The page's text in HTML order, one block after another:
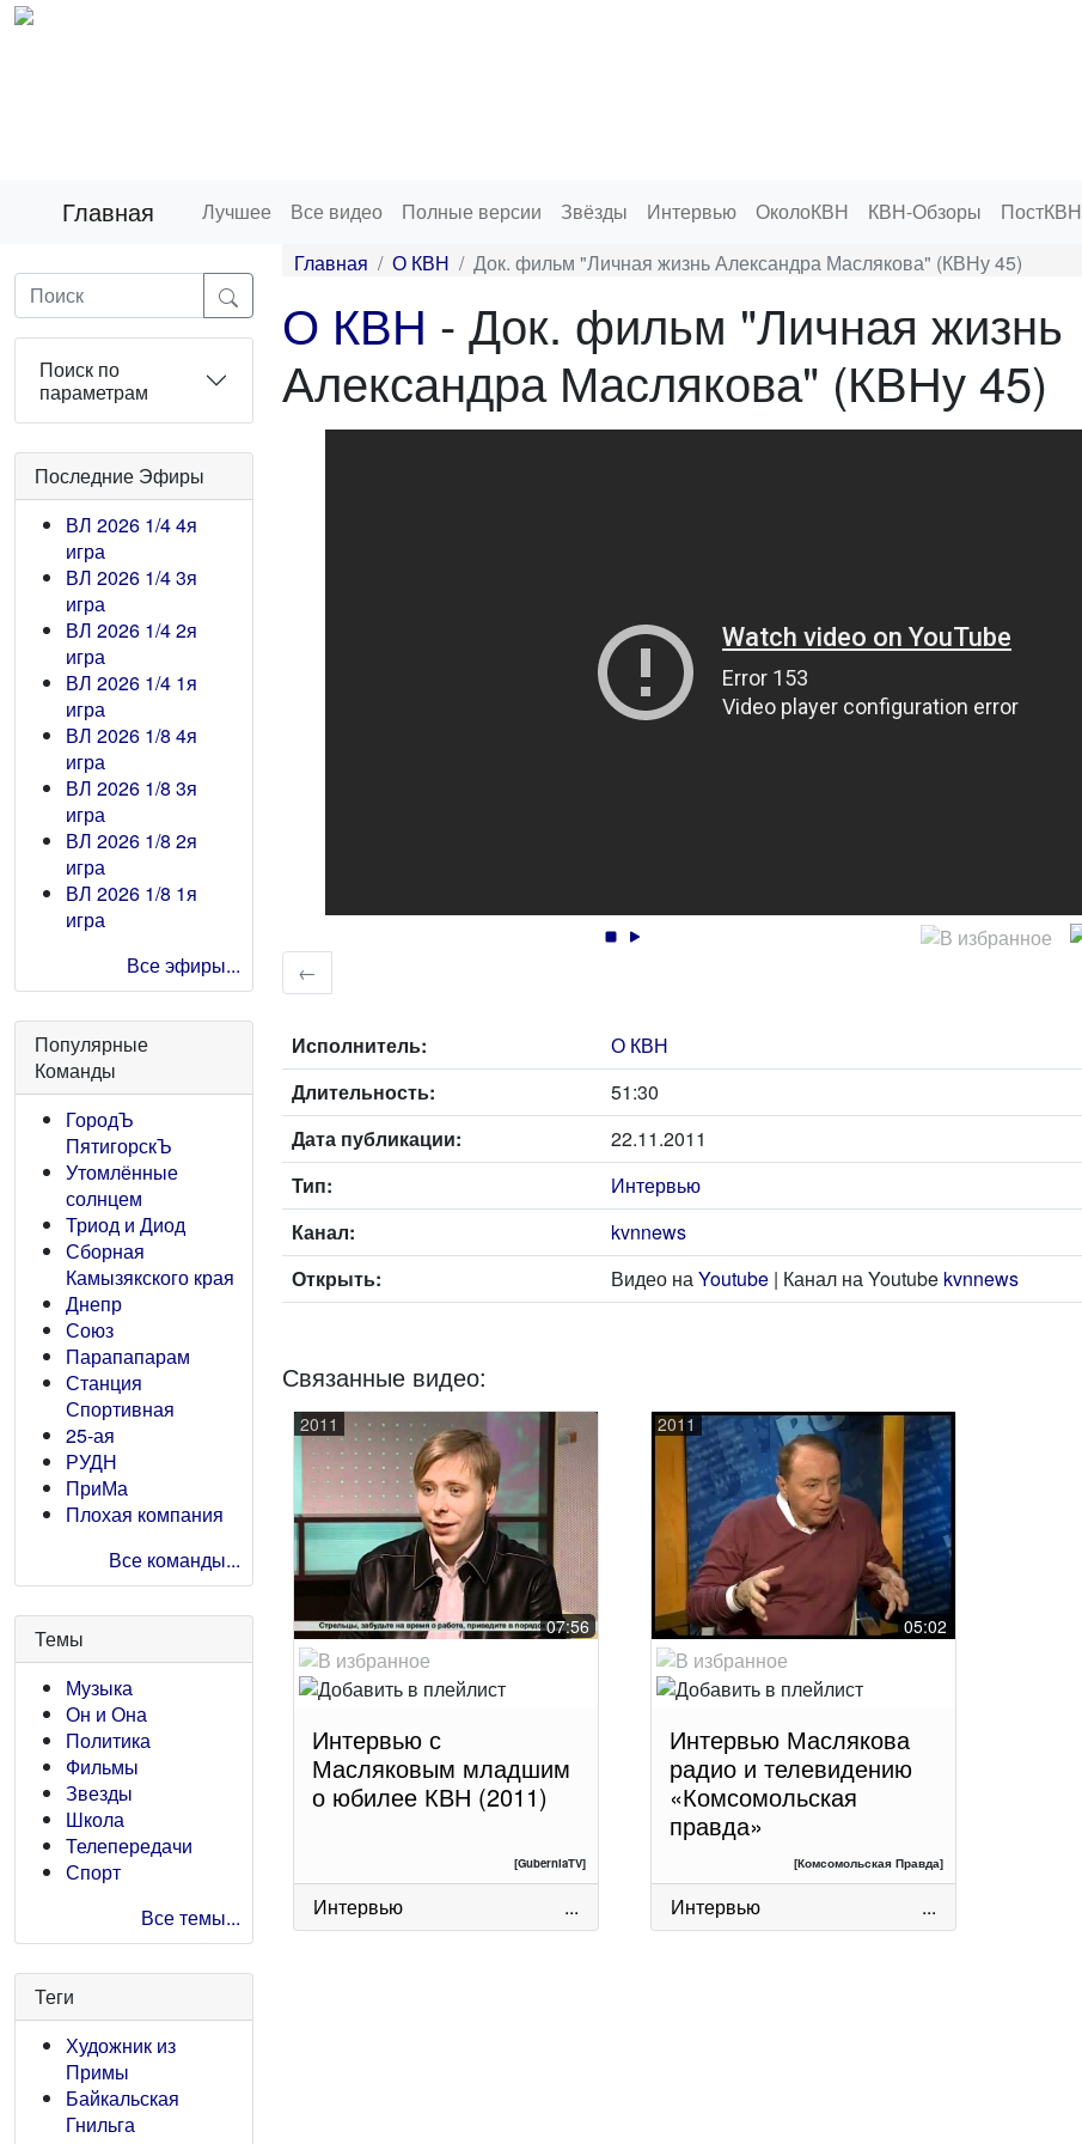
Главная Лучшее Все видео Полные версии Звёзды Интервью ОколоКВН КВН-Обзоры ПостКВН
Поиск по
параметрам
Последние Эфиры
ВЛ 2026 1/4 4я
игра
ВЛ 2026 1/4 3я
игра
ВЛ 2026 1/4 2я
игра
ВЛ 2026 1/4 1я
игра
ВЛ 2026 1/8 4я
игра
ВЛ 2026 1/8 3я
игра
ВЛ 2026 1/8 2я
игра
ВЛ 2026 1/8 1я
игра
Все эфиры...
Популярные
Команды
ГородЪ
ПятигорскЪ
Утомлённые
солнцем
Триод и Диод
Сборная
Камызякского края
Днепр
Союз
Парапапарам
Станция
Спортивная
25-ая
РУДН
ПриМа
Плохая компания
Все команды...
Темы
Музыка
Он и Она
Политика
Фильмы
Звезды
Школа
Телепередачи
Спорт
Все темы...
Теги
Художник из
Примы
Байкальская
Гнильга
Главная О КВН Док. фильм "Личная жизнь Александра Маслякова" (КВНу 45)
О КВН - Док. фильм "Личная жизнь
Александра Маслякова" (КВНу 45)
←
Исполнитель:
О КВН
Длительность:
51:30
Дата публикации:
22.11.2011
Тип:
Интервью
Канал:
kvnnews
Открыть:
Видео наYoutube | Канал на Youtube kvnnews
Связанные видео:
2011
07:56
Интервью с
Масляковым младшим
о юбилее КВН (2011)
[GuberniaTV]
Интервью ...
2011
05:02
Интервью Маслякова
радио и телевидению
«Комсомольская
правда»
[Комсомольская Правда]
Интервью ...